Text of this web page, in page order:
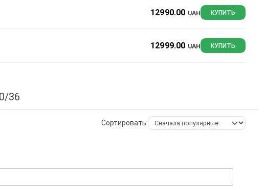
12990.00 UAH КУПИТЬ
12999.00 UAH КУПИТЬ
36
Сортировать: